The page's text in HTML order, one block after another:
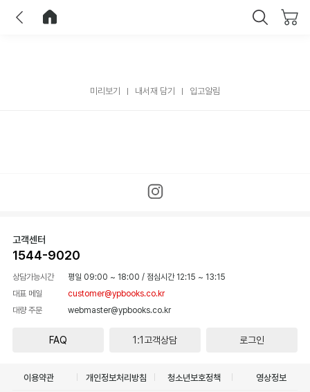
미리보기 내서재 담기 입고알림
고객센터
1544-9020
상담가능시간 평일 09:00 ~ 18:00 / 점심시간 12:15 ~ 13:15
대표 메일
customer@ypbooks.co.kr
대량 주문
webmaster@ypbooks.co.kr
FAQ 1:1고객상담 로그인
이용약관 개인정보처리방침 청소년보호정책 영상정보